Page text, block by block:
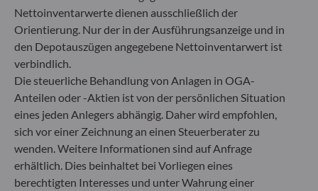
+49 (0) 211 239 24 01
Gallusanlage 8
60329 Frankfurt am Main
Deutschland
+49 (0) 69 920 50 0
Von der Bundesanstalt für Finanzdienstleistungsaufsicht
(„BaFin“) zugelassene und beaufsichtigte
Fondsverwaltungsgesellschaft
Handelsregister : HRB 11971 Amtsgericht Düsseldorf
Nettoinventarwerte dienen ausschließlich der
Orientierung. Nur der in der Ausführungsanzeige und in
den Depotauszügen angegebene Nettoinventarwert ist
verbindlich.
Die steuerliche Behandlung von Anlagen in OGA-
Anteilen oder -Aktien ist von der persönlichen Situation
eines jeden Anlegers abhängig. Daher wird empfohlen,
sich vor einer Zeichnung an einen Steuerberater zu
wenden. Weitere Informationen sind auf Anfrage
erhältlich. Dies beinhaltet bei Vorliegen eines
berechtigten Interesses und unter Wahrung einer